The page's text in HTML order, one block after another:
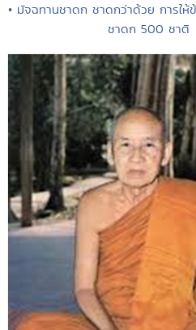
• มัจฉทานชาดก ชาดกว่าด้วย การให้
ชาดก 500 ชาติ